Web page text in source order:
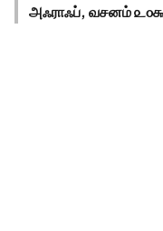
அஃராஃப், வசனம்